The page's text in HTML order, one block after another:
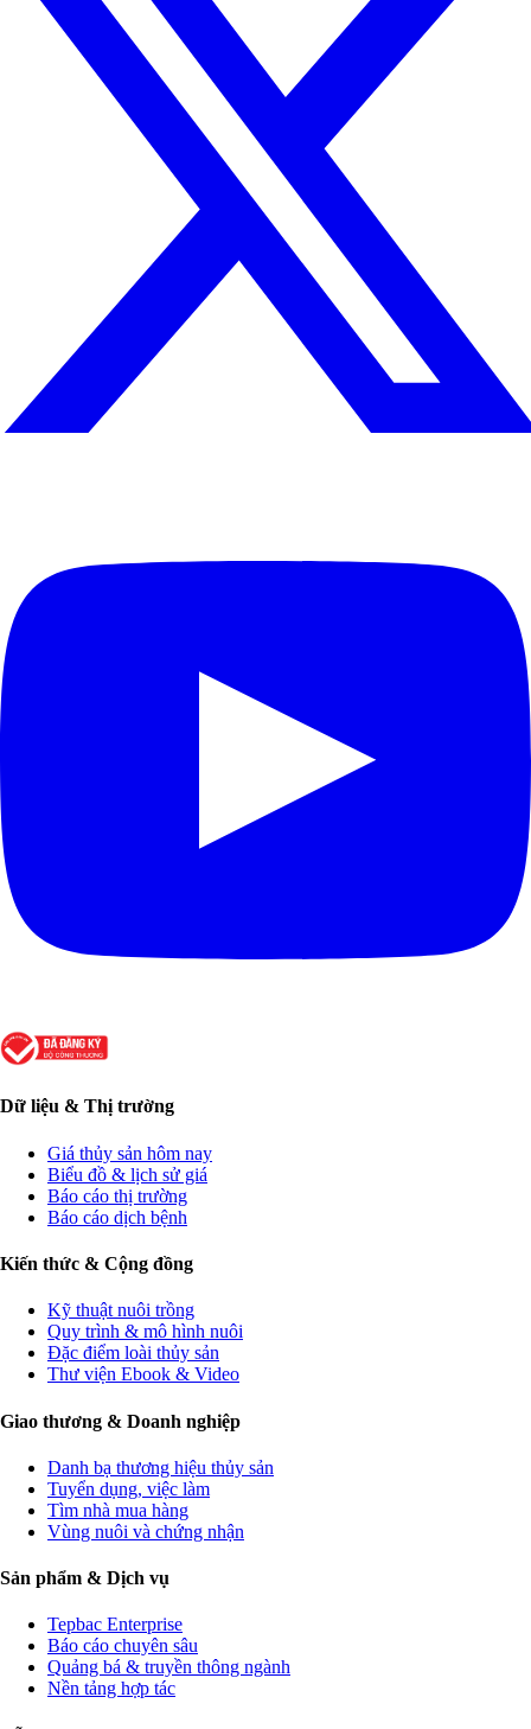
Dữ liệu & Thị trường
Giá thủy sản hôm nay
Biểu đồ & lịch sử giá
Báo cáo thị trường
Báo cáo dịch bệnh
Kiến thức & Cộng đồng
Kỹ thuật nuôi trồng
Quy trình & mô hình nuôi
Đặc điểm loài thủy sản
Thư viện Ebook & Video
Giao thương & Doanh nghiệp
Danh bạ thương hiệu thủy sản
Tuyển dụng, việc làm
Tìm nhà mua hàng
Vùng nuôi và chứng nhận
Sản phẩm & Dịch vụ
Tepbac Enterprise
Báo cáo chuyên sâu
Quảng bá & truyền thông ngành
Nền tảng hợp tác